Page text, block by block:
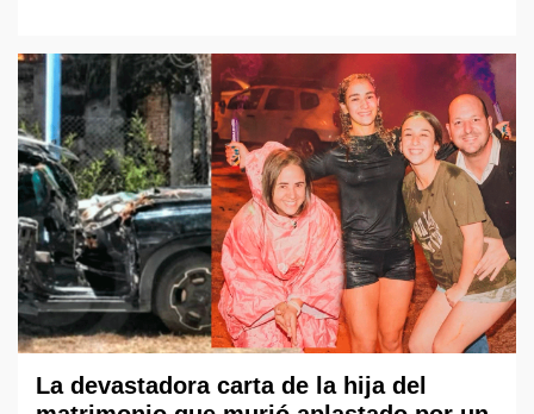
La devastadora carta de la hija del